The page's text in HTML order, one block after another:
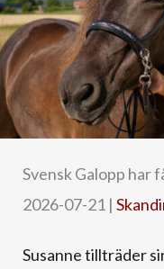
Svensk Galopp har
2026-07-21 |
Susanne tillträder